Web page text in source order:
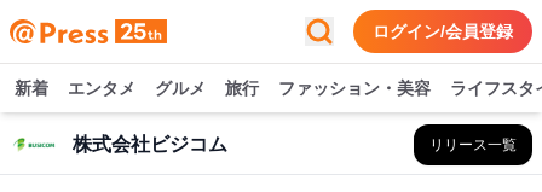
ログイン/会員登録
新着 エンタメ グルメ 旅行 ファッション・美容 ライフスタ
株式会社ビジコム リリース一覧